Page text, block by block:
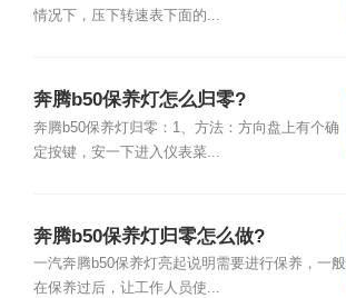
情况下，压下转速表下面的...
奔腾b50保养灯怎么归零?
奔腾b50保养灯归零：1、方法：方向盘上有个确
定按键，安一下进入仪表菜...
奔腾b50保养灯归零怎么做?
一汽奔腾b50保养灯亮起说明需要进行保养，一般
在保养过后，让工作人员使...